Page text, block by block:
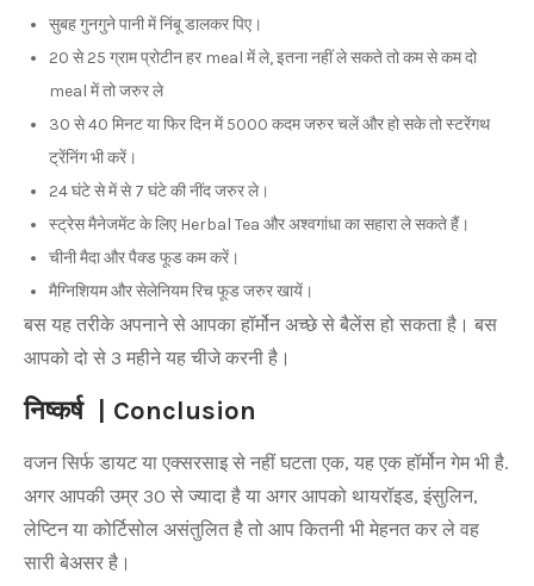
सुबह गुनगुने पानी में निंबू डालकर पिए।
20 से 25 ग्राम प्रोटीन हर meal में ले, इतना नहीं ले सकते तो कम से कम दो
meal में तो जरुर ले
30 से 40 मिनट या फिर दिन में 5000 कदम जरुर चलें और हो सके तो स्टरेंगथ
ट्रेंनिंग भी करें।
24 घंटे से में से 7 घंटे की नींद जरुर ले।
स्ट्रेस मैनेजमेंट के लिए Herbal Tea और अश्वगांधा का सहारा ले सकते हैं।
चीनी मैदा और पैक्ड फूड कम करें।
मैग्निशियम और सेलेनियम रिच फूड जरुर खायें।
बस यह तरीके अपनाने से आपका हॉर्मोन अच्छे से बैलेंस हो सकता है। बस
आपको दो से 3 महीने यह चीजे करनी है।
निष्कर्ष | Conclusion
वजन सिर्फ डायट या एक्सरसाइ से नहीं घटता एक, यह एक हॉर्मोन गेम भी है.
अगर आपकी उम्र 30 से ज्यादा है या अगर आपको थायरॉइड, इंसुलिन,
लेप्टिन या कोर्टिसोल असंतुलित है तो आप कितनी भी मेहनत कर ले वह
सारी बेअसर है।